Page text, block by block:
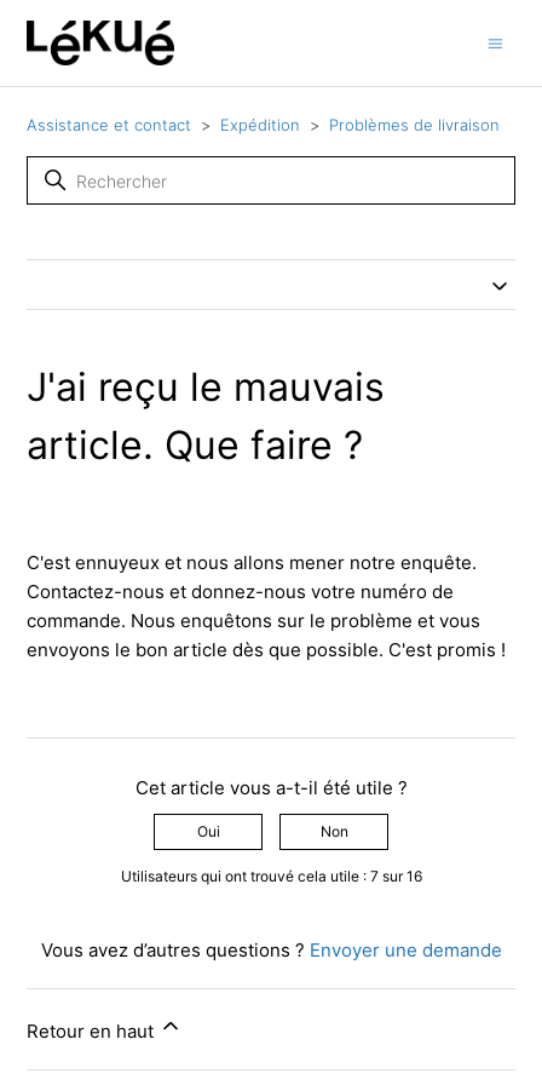
Assistance et contact Expédition Problèmes de livraison
J'ai reçu le mauvais
article. Que faire ?
C'est ennuyeux et nous allons mener notre enquête.
Contactez-nous et donnez-nous votre numéro de
commande. Nous enquêtons sur le problème et vous
envoyons le bon article dès que possible. C'est promis !
Cet article vous a-t-il été utile ?
Oui Non
Utilisateurs qui ont trouvé cela utile : 7 sur 16
Vous avez d’autres questions ? Envoyer une demande
Retour en haut